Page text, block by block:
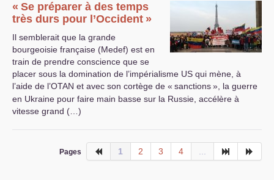
« Se préparer à des temps
très durs pour l’Occident »
Il semblerait que la grande
bourgeoisie française (Medef) est en
train de prendre conscience que se
placer sous la domination de l’impérialisme US qui mène, à
l’aide de l’OTAN et avec son cortège de « sanctions», la guerre
en Ukraine pour faire main basse sur la Russie, accélère à
vitesse grand (…)
Pages 1 2 3 4